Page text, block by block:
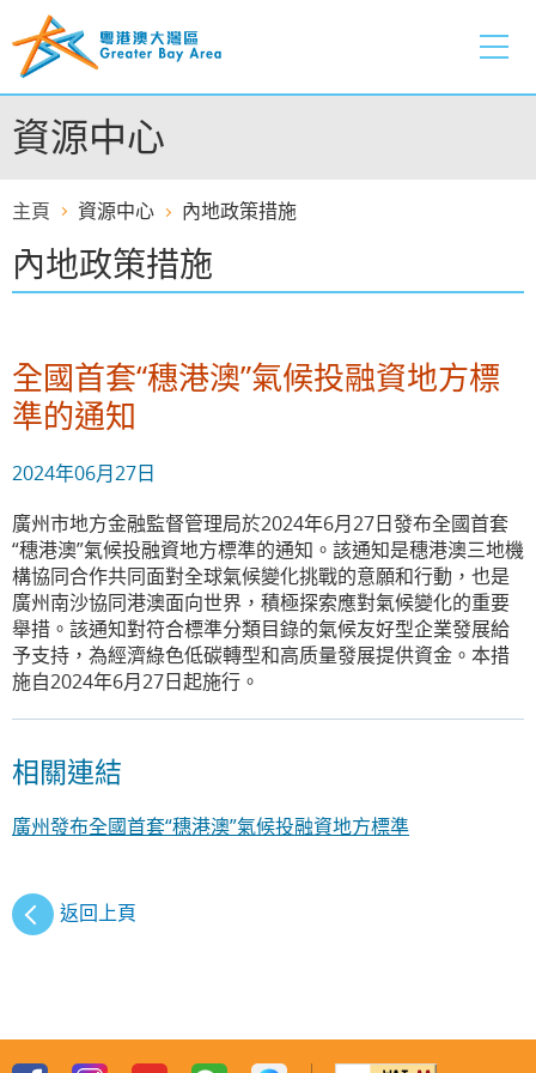
至
容
的
開
資源中心
主頁 資源中心 內地政策措施
內地政策措施
全國首套“穗港澳”氣候投融資地方標
準的通知
2024年06月27日
廣州市地方金融監督管理局於2024年6月27日發布全國首套
“穗港澳”氣候投融資地方標準的通知。該通知是穗港澳三地機
構協同合作共同面對全球氣候變化挑戰的意願和行動，也是
廣州南沙協同港澳面向世界，積極探索應對氣候變化的重要
舉措。該通知對符合標準分類目錄的氣候友好型企業發展給
予支持，為經濟綠色低碳轉型和高质量發展提供資金。本措
施自2024年6月27日起施行。
相關連結
廣州發布全國首套“穗港澳”氣候投融資地方標準
返回上頁